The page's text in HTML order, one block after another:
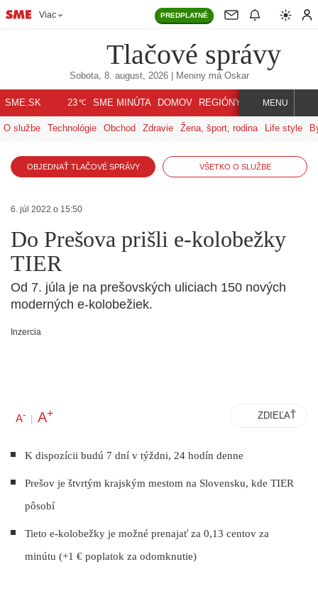
Viac PREDPLATNÉ
Tlačové správy
Sobota, 8. august, 2026| Meniny má Oskar
SME.SK 23℃ SME MINÚTA DOMOV REGIÓNY INDEX SVET
MENU
O službe Technológie Obchod Zdravie Žena, šport, rodina Life style
OBJEDNAŤ TLAČOVÉ SPRÁVY VŠETKO O SLUŽBE
6. júl 2022 o 15:50
Do Prešova prišli e-kolobežky
TIER
Od 7. júla je na prešovských uliciach 150 nových
moderných e-kolobežiek.
Inzercia
A- | A+ ZDIEĽAŤ
K dispozícii budú 7 dní v týždni, 24 hodín denne
Prešov je štvrtým krajským mestom na Slovensku, kde TIER
pôsobí
Tieto e-kolobežky je možné prenajať za 0,13 centov za
minútu (+1 € poplatok za odomknutie)